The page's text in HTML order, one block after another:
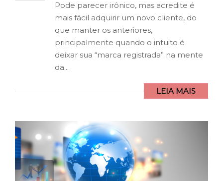
Pode parecer irônico, mas acredite é
mais fácil adquirir um novo cliente, do
que manter os anteriores,
principalmente quando o intuito é
deixar sua “marca registrada” na mente
da...
LEIA MAIS